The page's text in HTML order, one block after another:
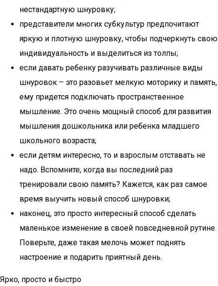
нестандартную шнуровку;
представители многих субкультур предпочитают
яркую и плотную шнуровку, чтобы подчеркнуть свою
индивидуальность и выделиться из толпы;
если давать ребенку разучивать различные виды
шнуровок – это разовьет мелкую моторику и память,
ему придется подключать пространственное
мышление. Это очень мощный способ для развития
мышления дошкольника или ребенка младшего
школьного возраста;
если детям интересно, то и взрослым отставать не
надо. Вспомните, когда вы последний раз
тренировали свою память? Кажется, как раз самое
время выучить новый способ шнуровки;
наконец, это просто интересный способ сделать
маленькое изменение в своей повседневной рутине.
Поверьте, даже такая мелочь может поднять
настроение и подарить приятный день.
Ярко, просто и быстро